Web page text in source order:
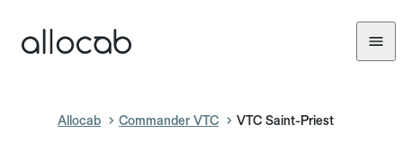
Allocab Commander VTC VTC Saint-Priest